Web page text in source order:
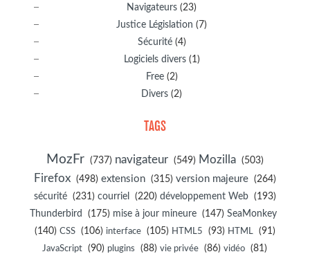
Navigateurs (23)
Justice Législation (7)
Sécurité (4)
Logiciels divers (1)
Free (2)
Divers (2)
TAGS
MozFr (737) navigateur (549) Mozilla (503)
Firefox (498) extension (315) version majeure (264)
sécurité (231) courriel (220) développement Web (193)
Thunderbird (175) mise à jour mineure (147)SeaMonkey
(140) CSS (106) interface (105) HTML5 (93) HTML (91)
JavaScript (90) plugins (88)vie privée (86)vidéo (81)